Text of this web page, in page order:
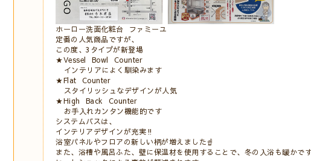
ホーロー洗面化粧台 ファミーユ⠀
定番の人気商品ですが、⠀
この度、3タイプが新登場⠀
★Vessel Bowl Counter⠀
インテリアによく馴染みます⠀
★Flat Counter⠀
スタイリッシュなデザインが人気
★High Back Counter⠀
お手入れカンタン機能的です
システムバスは、⠀
インテリアデザインが充実‼️⠀
浴室パネルやフロアの新しい柄が増えました☝️⠀
また、浴槽や風呂ふた、壁に保温材を使用することで、冬の入浴も暖か